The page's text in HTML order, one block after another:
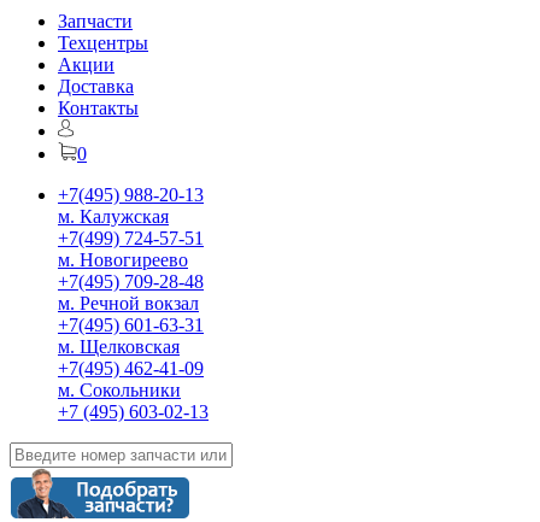
Запчасти
Техцентры
Акции
Доставка
Контакты
0
+7(495) 988-20-13
м. Калужская
+7(499) 724-57-51
м. Новогиреево
+7(495) 709-28-48
м. Речной вокзал
+7(495) 601-63-31
м. Щелковская
+7(495) 462-41-09
м. Сокольники
+7 (495) 603-02-13